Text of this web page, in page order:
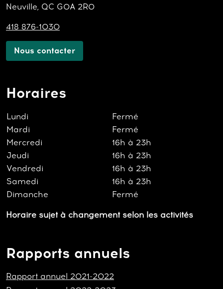
Neuville, QC G0A 2R0
418 876-1030
Nous contacter
Horaires
Lundi
Fermé
Mardi
Fermé
Mercredi
16h à 23h
Jeudi
16h à 23h
Vendredi
16h à 23h
Samedi
16h à 23h
Dimanche
Fermé
Horaire sujet à changement selon les activités
Rapports annuels
Rapport annuel 2021-2022